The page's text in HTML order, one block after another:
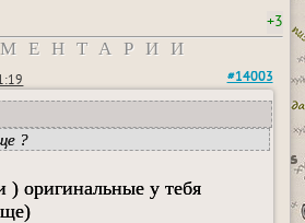
+3
#14003
?
) оригинальные у тебя